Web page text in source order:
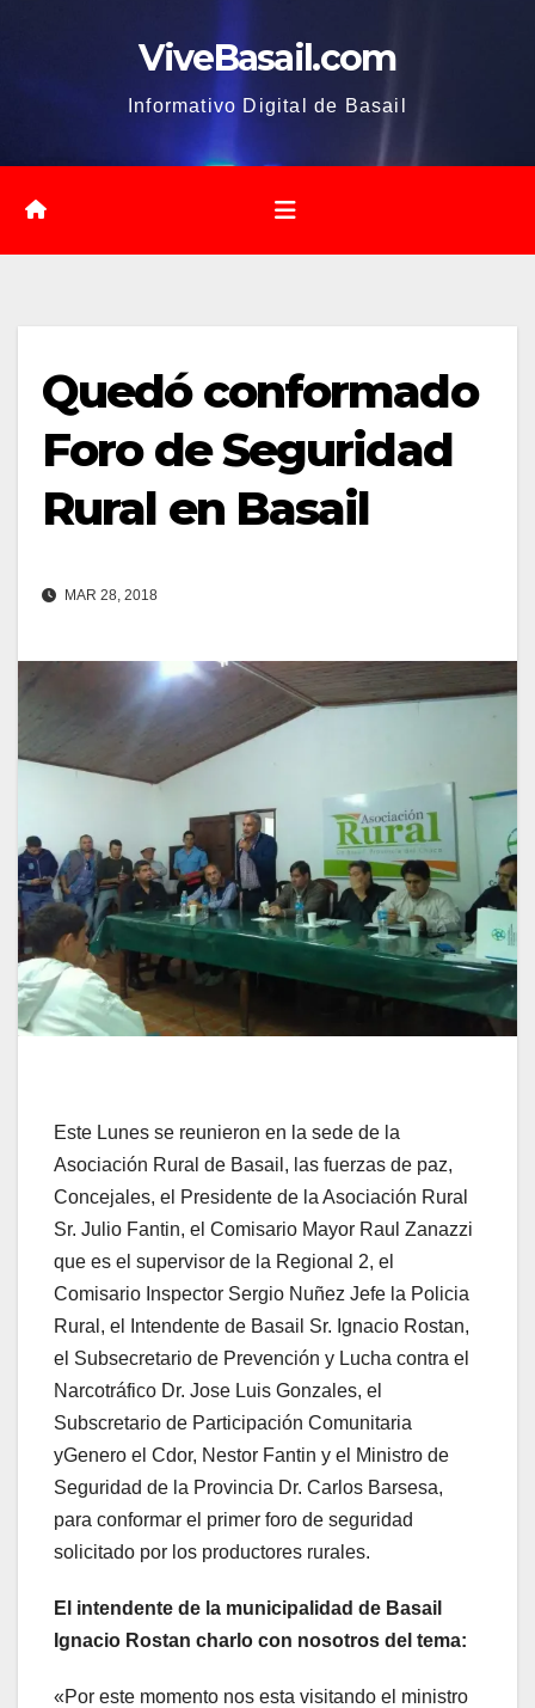
ViveBasail.com
Informativo Digital de Basail
Quedó conformado
Foro de Seguridad
Rural en Basail
MAR 28, 2018
Este Lunes se reunieron en la sede de la
Asociación Rural de Basail, las fuerzas de paz,
Concejales, el Presidente de la Asociación Rural
Sr. Julio Fantin, el Comisario Mayor Raul Zanazzi
que es el supervisor de la Regional 2, el
Comisario Inspector Sergio Nuñez Jefe la Policia
Rural, el Intendente de Basail Sr. Ignacio Rostan,
el Subsecretario de Prevención y Lucha contra el
Narcotráfico Dr. Jose Luis Gonzales, el
Subscretario de Participación Comunitaria
yGenero el Cdor, Nestor Fantin y el Ministro de
Seguridad de la Provincia Dr. Carlos Barsesa,
para conformar el primer foro de seguridad
solicitado por los productores rurales.
El intendente de la municipalidad de Basail
Ignacio Rostan charlo con nosotros del tema:
«Por este momento nos esta visitando el ministro